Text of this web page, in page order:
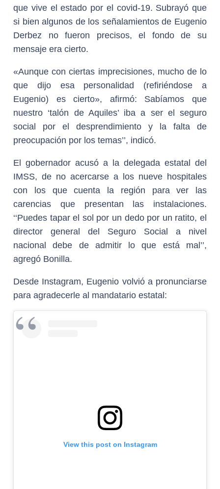
que vive el estado por el covid-19. Subrayó que
si bien algunos de los señalamientos de Eugenio
Derbez no fueron precisos, el fondo de su
mensaje era cierto.
«Aunque con ciertas imprecisiones, mucho de lo
que dijo esa personalidad (refiriéndose a
Eugenio) es cierto», afirmó: Sabíamos que
nuestro ‘talón de Aquiles’ iba a ser el seguro
social por el desprendimiento y la falta de
preocupación por los temas’’, indicó.
El gobernador acusó a la delegada estatal del
IMSS, de no acercarse a los nueve hospitales
con los que cuenta la región para ver las
carencias que presentan las instalaciones.
‘‘Puedes tapar el sol por un dedo por un ratito, el
director general del Seguro Social a nivel
nacional debe de admitir lo que está mal’’,
agregó Bonilla.
Desde Instagram, Eugenio volvió a pronunciarse
para agradecerle al mandatario estatal:
View this post on Instagram